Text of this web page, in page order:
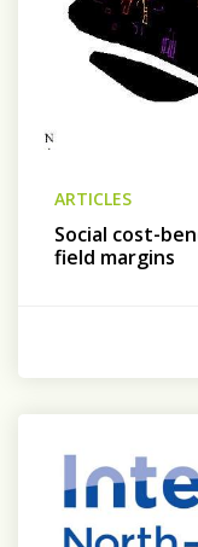
ARTICLES
Social cost-
field margins